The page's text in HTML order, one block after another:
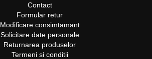
Contact
Formular retur
Modificare consimtamant
Solicitare date personale
Returnarea produselor
Termeni si conditii